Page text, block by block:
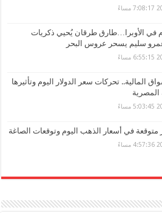
في الأوبرا…طارق طرقان يُحيي ذكريات
سليم يسحر عروس البحر
المالية.. تحركات سعر الدولار اليوم وتأثيرها
المصرية
متوقعة في أسعار الذهب اليوم وتوقعات الصاغة